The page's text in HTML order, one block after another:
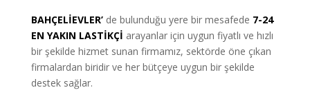
BAHÇELİEVLER’ de bulunduğu yere bir mesafede 7-24
EN YAKIN LASTİKÇİ arayanlar için uygun fiyatlı ve hızlı
bir şekilde hizmet sunan firmamız, sektörde öne çıkan
firmalardan biridir ve her bütçeye uygun bir şekilde
destek sağlar.